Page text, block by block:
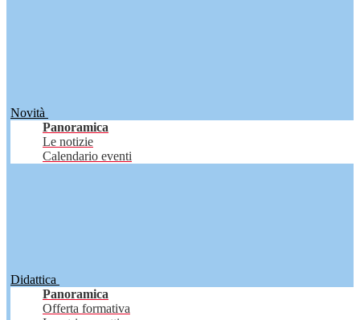
Novità
Panoramica
Le notizie
Calendario eventi
Didattica
Panoramica
Offerta formativa